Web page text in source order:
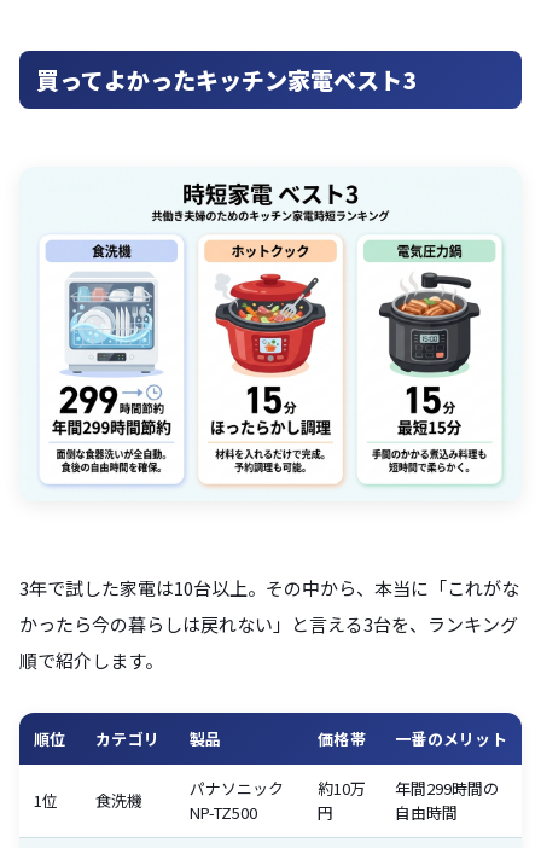
買ってよかったキッチン家電ベスト3
3年で試した家電は10台以上。その中から、本当に「これがな
かったら今の暮らしは戻れない」と言える3台を、ランキング
順で紹介します。
順位 カテゴリ 製品 価格帯 一番のメリット
1位 食洗機
パナソニック
NP-TZ500
約10万
円
年間299時間の
自由時間